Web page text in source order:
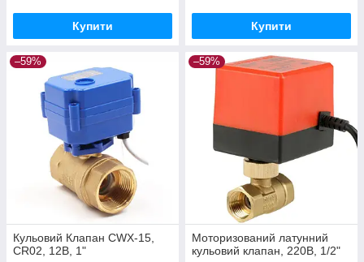
Купити Купити
–59%
Кульовий Клапан CWX-15,
CR02, 12В, 1"
–59%
Моторизований латунний
кульовий клапан, 220В, 1/2"